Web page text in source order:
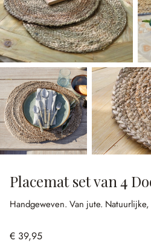
Placemat set van 4
Handgeweven. Van jute.
€ 39,95